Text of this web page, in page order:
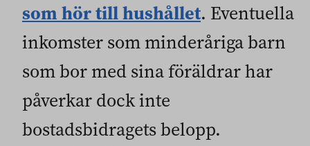
som hör till hushållet. Eventuella
inkomster som minderåriga barn
som bor med sina föräldrar har
påverkar dock inte
bostadsbidragets belopp.